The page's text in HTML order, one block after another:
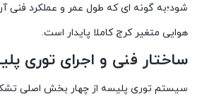
شود؛به گونه ای که طول عمر و عملکرد فنی
هوایی متغیر کرج کاملا پایدار است.
ساختار فنی و اجرای توری
سیستم توری پلیسه از چهار بخش اصلی